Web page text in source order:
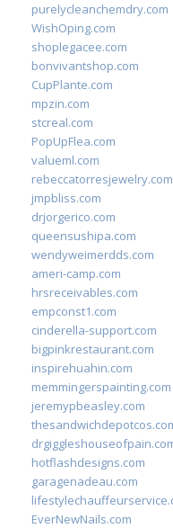
purelycleanchemdry.com
WishOping.com
shoplegacee.com
bonvivantshop.com
CupPlante.com
mpzin.com
stcreal.com
PopUpFlea.com
valueml.com
rebeccatorresjewelry.com
jmpbliss.com
drjorgerico.com
queensushipa.com
wendyweimerdds.com
ameri-camp.com
hrsreceivables.com
empconst1.com
cinderella-support.com
bigpinkrestaurant.com
inspirehuahin.com
memmingerspainting.com
jeremypbeasley.com
hotflashdesigns.com
garagenadeau.com
EverNewNails.com